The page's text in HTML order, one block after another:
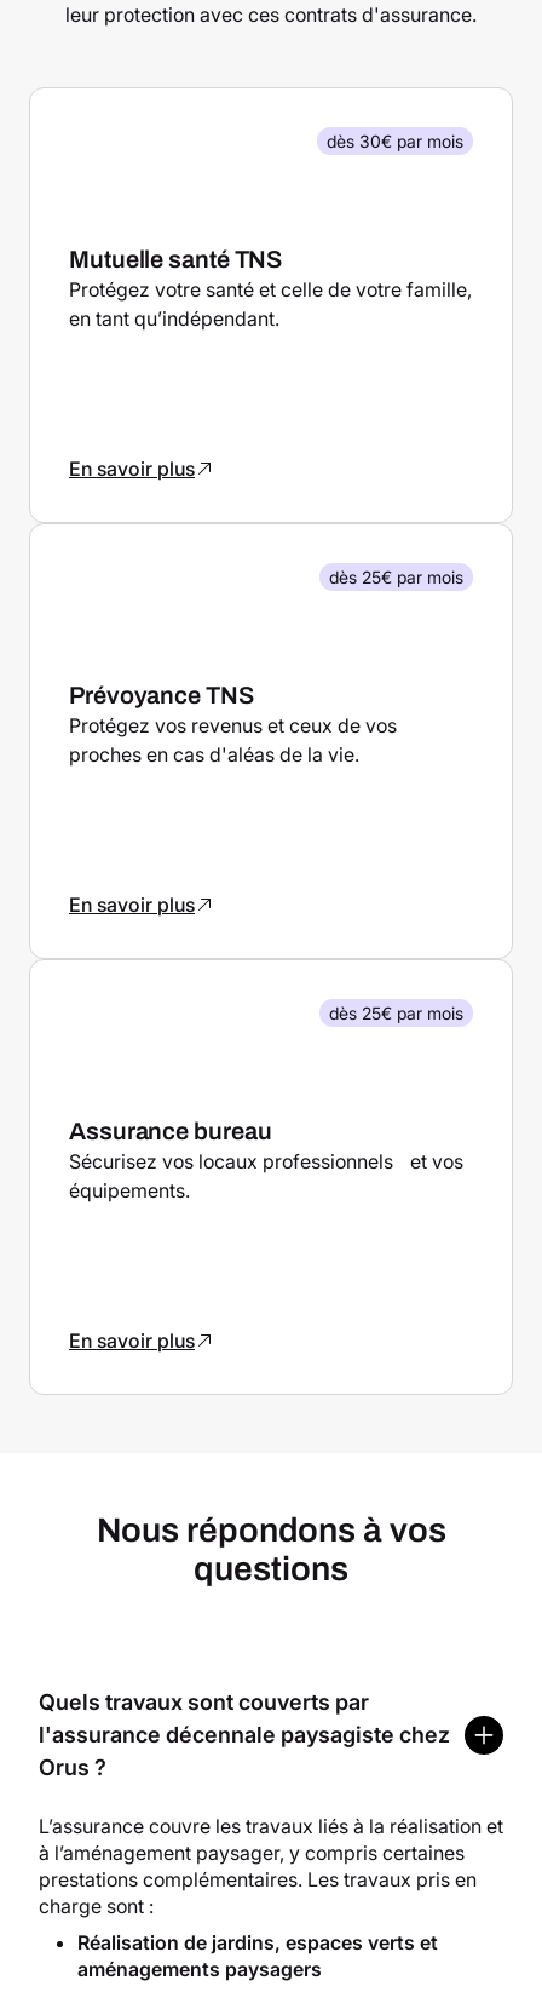
leur protection avec ces contrats d'assurance.
Mutuelle santé TNS
Protégez votre santé et celle de votre famille,
en tant qu’indépendant.
En savoir plus
dès 30€ par mois
Prévoyance TNS
Protégez vos revenus et ceux de vos
proches en cas d'aléas de la vie.
En savoir plus
dès 25€ par mois
Assurance bureau
Sécurisez vos locaux professionnels et vos
équipements.
En savoir plus
dès 25€ par mois
Nous répondons à vos
questions
Quels travaux sont couverts par
l'assurance décennale paysagiste chez
Orus ?
L’assurance couvre les travaux liés à la réalisation et
à l’aménagement paysager, y compris certaines
prestations complémentaires. Les travaux pris en
charge sont :
Réalisation de jardins, espaces verts et
aménagements paysagers